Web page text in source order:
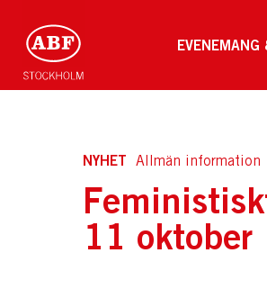
EVENEMANG
NYHET Allmän information
11 oktober